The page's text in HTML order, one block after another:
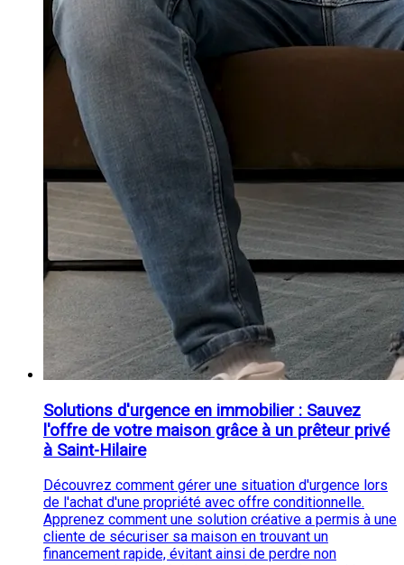
Solutions d'urgence en immobilier : Sauvez
l'offre de votre maison grâce à un prêteur privé
à Saint-Hilaire
Découvrez comment gérer une situation d'urgence lors
de l'achat d'une propriété avec offre conditionnelle.
Apprenez comment une solution créative a permis à une
cliente de sécuriser sa maison en trouvant un
financement rapide, évitant ainsi de perdre non